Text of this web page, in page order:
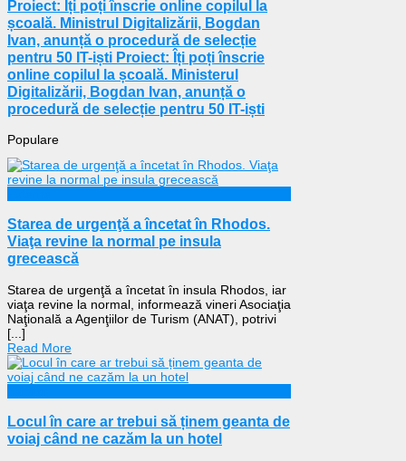
Proiect: Îți poți înscrie online copilul la
școală. Ministrul Digitalizării, Bogdan
Ivan, anunță o procedură de selecție
pentru 50 IT-iști Proiect: Îți poți înscrie
online copilul la școală. Ministerul
Digitalizării, Bogdan Ivan, anunță o
procedură de selecție pentru 50 IT-iști
Populare
Starea de urgenţă a încetat în Rhodos.
Viaţa revine la normal pe insula
grecească
Starea de urgenţă a încetat în insula Rhodos, iar
viaţa revine la normal, informează vineri Asociaţia
Naţională a Agenţiilor de Turism (ANAT), potrivi
[...]
Read More
Locul în care ar trebui să ținem geanta de
voiaj când ne cazăm la un hotel